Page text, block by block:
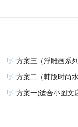
方案三（浮雕画系列
方案二（韩版时尚
方案一(适合小图文